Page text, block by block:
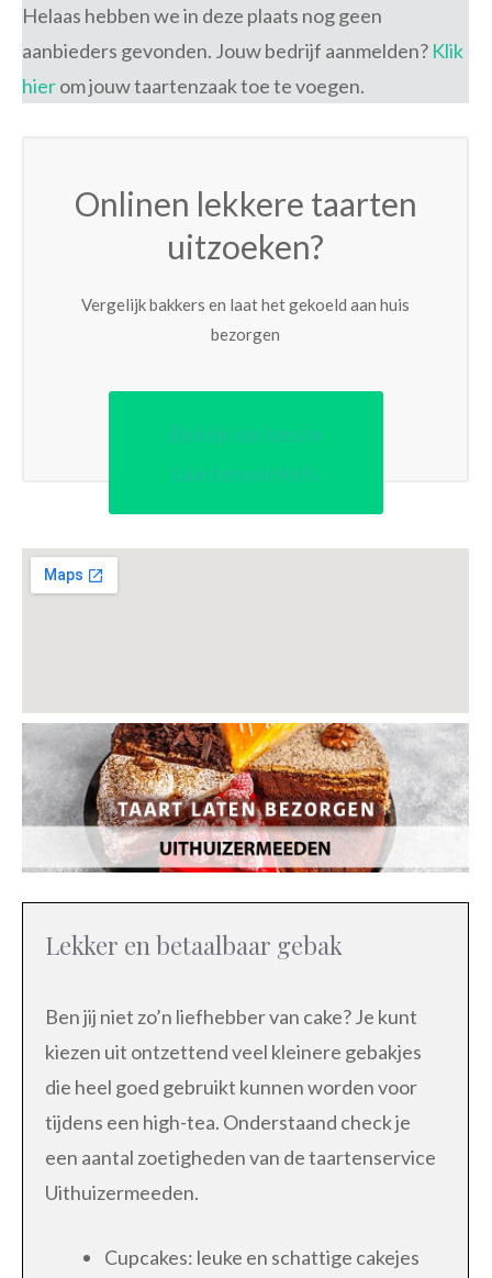
Helaas hebben we in deze plaats nog geen
aanbieders gevonden. Jouw bedrijf aanmelden? Klik
hierom jouw taartenzaak toe te voegen.
Onlinen lekkere taarten
uitzoeken?
Vergelijk bakkers en laat het gekoeld aan huis
bezorgen
Bekijk de beste
taartenwinkels
Lekker en betaalbaar gebak
Ben jij niet zo’n liefhebber van cake? Je kunt
kiezen uit ontzettend veel kleinere gebakjes
die heel goed gebruikt kunnen worden voor
tijdens een high-tea. Onderstaand check je
een aantal zoetigheden van de taartenservice
Uithuizermeeden.
Cupcakes: leuke en schattige cakejes